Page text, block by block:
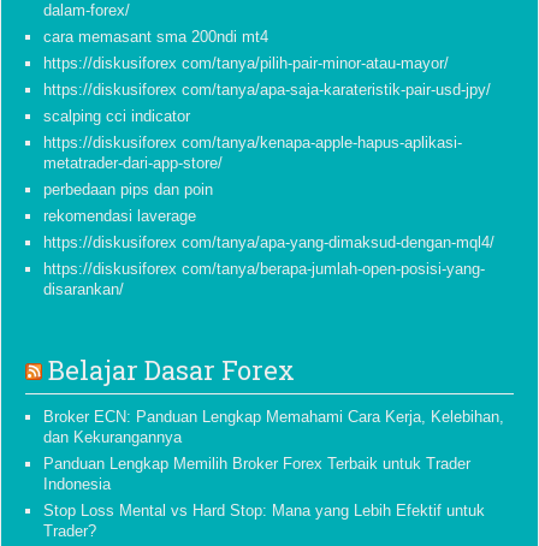
dalam-forex/
cara memasant sma 200ndi mt4
https://diskusiforex com/tanya/pilih-pair-minor-atau-mayor/
https://diskusiforex com/tanya/apa-saja-karateristik-pair-usd-jpy/
scalping cci indicator
https://diskusiforex com/tanya/kenapa-apple-hapus-aplikasi-
metatrader-dari-app-store/
perbedaan pips dan poin
rekomendasi laverage
https://diskusiforex com/tanya/apa-yang-dimaksud-dengan-mql4/
https://diskusiforex com/tanya/berapa-jumlah-open-posisi-yang-
disarankan/
Belajar Dasar Forex
Broker ECN: Panduan Lengkap Memahami Cara Kerja, Kelebihan,
dan Kekurangannya
Panduan Lengkap Memilih Broker Forex Terbaik untuk Trader
Indonesia
Stop Loss Mental vs Hard Stop: Mana yang Lebih Efektif untuk
Trader?